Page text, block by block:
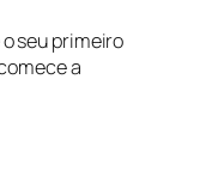
seu primeiro
a